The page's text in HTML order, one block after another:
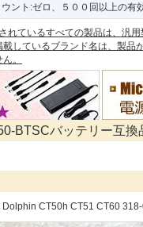
ント:ゼロ、５００回以上の有
れているすべての製品は、汎
しているブランド名は、製品
。
BTSCバッテリー互換
CT50h CT51 CT60